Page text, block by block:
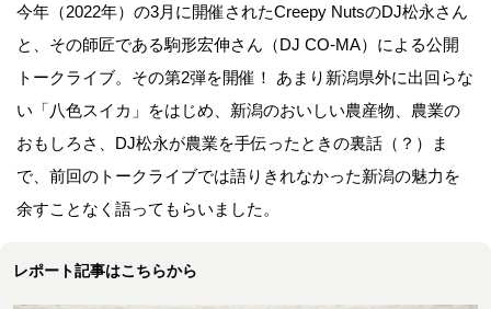
今年（2022年）の3月に開催されたCreepy NutsのDJ松永さん
と、その師匠である駒形宏伸さん（DJ CO-MA）による公開
トークライブ。その第2弾を開催！ あまり新潟県外に出回らな
い「八色スイカ」をはじめ、新潟のおいしい農産物、農業の
おもしろさ、DJ松永が農業を手伝ったときの裏話（？）ま
で、前回のトークライブでは語りきれなかった新潟の魅力を
余すことなく語ってもらいました。
レポート記事はこちらから